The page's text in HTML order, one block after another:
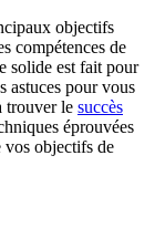
objectifs
compétences de
solide est fait pour
astuces pour vous
trouver le succès
éprouvées
vos objectifs de